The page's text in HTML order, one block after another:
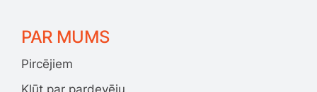
PAR MUMS
Pircējiem
Kļūt par pardevēju